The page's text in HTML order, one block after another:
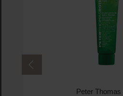
Peter Thomas